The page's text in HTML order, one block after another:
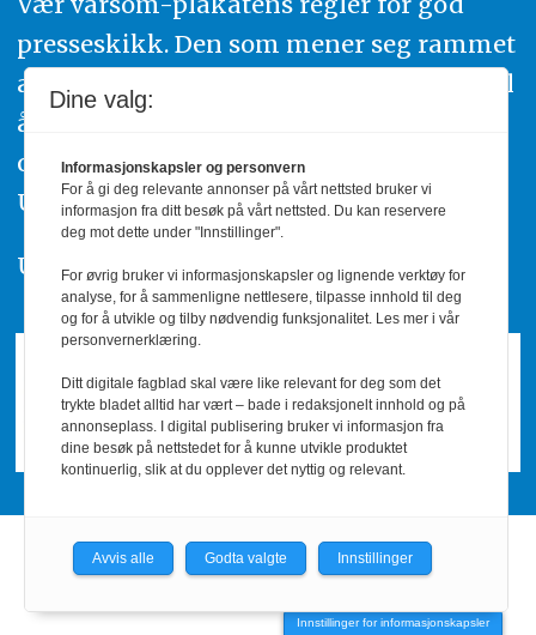
presseskikk. Den som mener seg rammet
av urettmessig publisering, oppfordres til
å ta kontakt med redaksjonen. Du kan
også klage inn saker til Pressens Faglige
Utvalg,www.pfu.no.
Utgiver: PBL
Powered by Labrador CMS
Innstillinger for informasjonskapsler
Dine valg:
Informasjonskapsler og personvern
For å gi deg relevante annonser på vårt nettsted bruker vi
informasjon fra ditt besøk på vårt nettsted. Du kan reservere
deg mot dette under "Innstillinger".
For øvrig bruker vi informasjonskapsler og lignende verktøy for
analyse, for å sammenligne nettlesere, tilpasse innhold til deg
og for å utvikle og tilby nødvendig funksjonalitet. Les mer i vår
personvernerklæring.
Ditt digitale fagblad skal være like relevant for deg som det
trykte bladet alltid har vært – bade i redaksjonelt innhold og på
annonseplass. I digital publisering bruker vi informasjon fra
dine besøk på nettstedet for å kunne utvikle produktet
kontinuerlig, slik at du opplever det nyttig og relevant.
Avvis alle Godta valgte Innstillinger